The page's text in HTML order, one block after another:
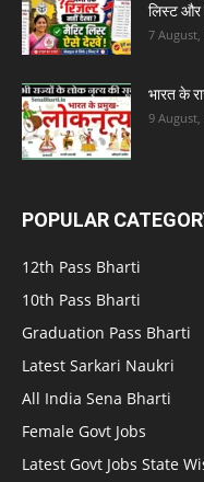
लिस्ट और
7 August,
भारत के
9 August,
POPULAR
12th Pass Bharti
10th Pass Bharti
Graduation Pass Bharti
Latest Sarkari Naukri
All India Sena Bharti
Female Govt Jobs
Latest Govt Jobs State